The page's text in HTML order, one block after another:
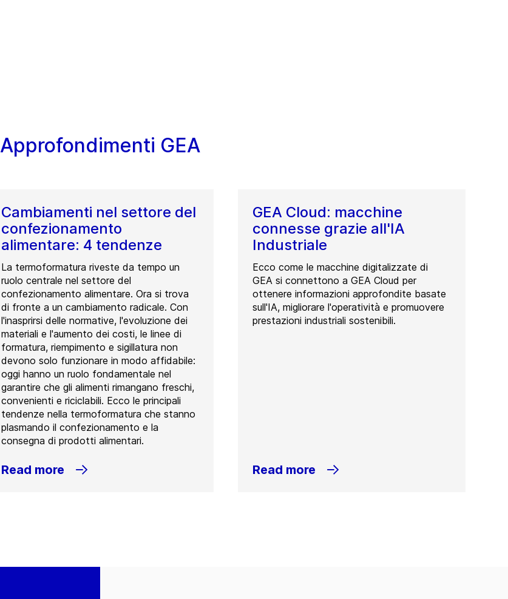
Approfondimenti GEA
Cambiamenti nel settore del
confezionamento
alimentare: 4 tendenze
La termoformatura riveste da tempo un
ruolo centrale nel settore del
confezionamento alimentare. Ora si trova
di fronte a un cambiamento radicale. Con
l'inasprirsi delle normative, l'evoluzione dei
materiali e l'aumento dei costi, le linee di
formatura, riempimento e sigillatura non
devono solo funzionare in modo affidabile:
oggi hanno un ruolo fondamentale nel
garantire che gli alimenti rimangano freschi,
convenienti e riciclabili. Ecco le principali
tendenze nella termoformatura che stanno
plasmando il confezionamento e la
consegna di prodotti alimentari.
Read more
GEA Cloud: macchine
connesse grazie all'IA
Industriale
Ecco come le macchine digitalizzate di
GEA si connettono a GEA Cloud per
ottenere informazioni approfondite basate
sull'IA, migliorare l'operatività e promuovere
prestazioni industriali sostenibili.
Read more